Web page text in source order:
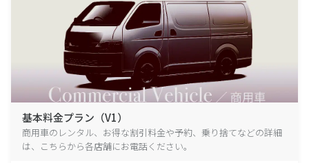
基本料金プラン（V1）
商用車のレンタル、お得な割引料金や予約、乗り捨てなどの詳細
は、こちらから各店舗にお電話ください。